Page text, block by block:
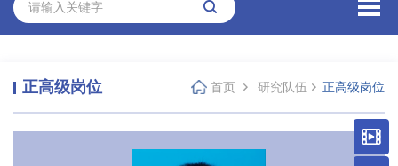
正高级岗位 首页 研究队伍 正高级岗位